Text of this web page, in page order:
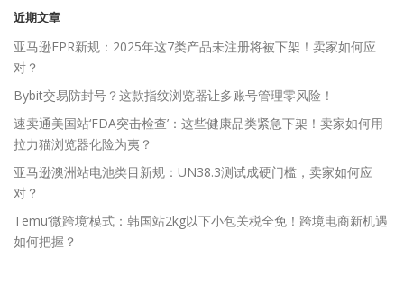
近期文章
亚马逊EPR新规：2025年这7类产品未注册将被下架！卖家如何应
对？
Bybit交易防封号？这款指纹浏览器让多账号管理零风险！
速卖通美国站‘FDA突击检查’：这些健康品类紧急下架！卖家如何用
拉力猫浏览器化险为夷？
亚马逊澳洲站电池类目新规：UN38.3测试成硬门槛，卖家如何应
对？
Temu‘微跨境’模式：韩国站2kg以下小包关税全免！跨境电商新机遇
如何把握？